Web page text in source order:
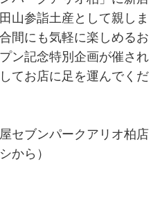
山参詣土産として親しま
間にも気軽に楽しめるお
ン記念特別企画が催され
てお店に足を運んでくだ
セブンパークアリオ柏店
から）